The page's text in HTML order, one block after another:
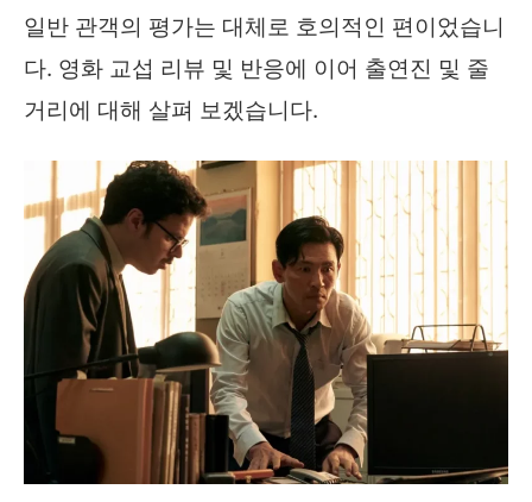
일반 관객의 평가는 대체로 호의적인 편이었습니
다. 영화 교섭 리뷰 및 반응에 이어 출연진 및 줄
거리에 대해 살펴 보겠습니다.